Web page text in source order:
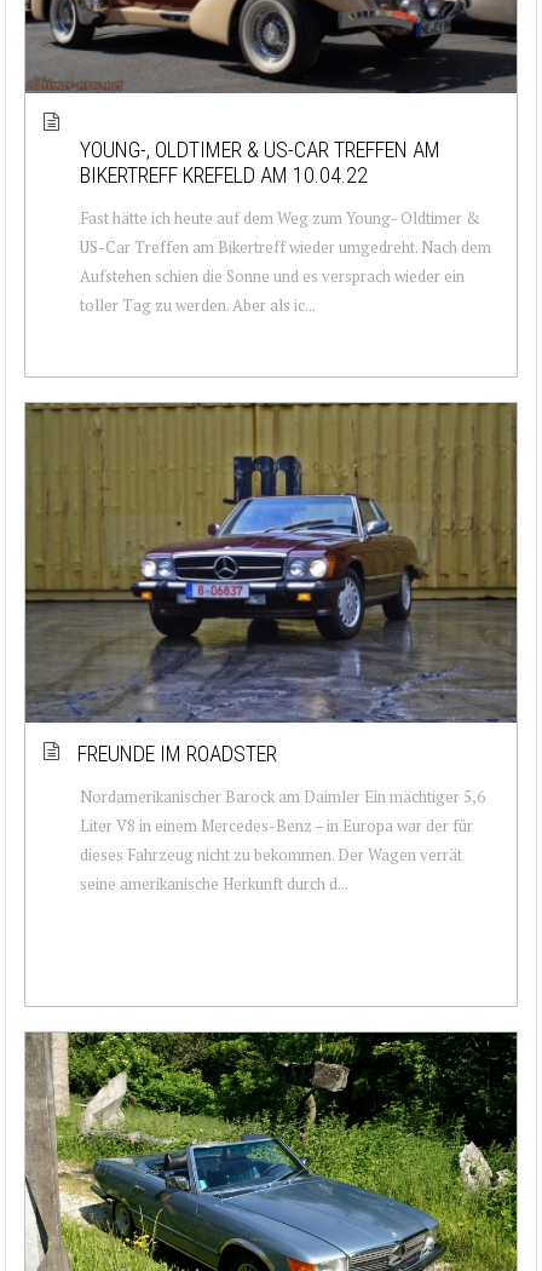
YOUNG-, OLDTIMER & US-CAR TREFFEN AM
BIKERTREFF KREFELD AM 10.04.22
Fast hätte ich heute auf dem Weg zum Young- Oldtimer &
US-Car Treffen am Bikertreff wieder umgedreht. Nach dem
Aufstehen schien die Sonne und es versprach wieder ein
toller Tag zu werden. Aber als ic...
FREUNDE IM ROADSTER
Nordamerikanischer Barock am Daimler Ein mächtiger 5,6
Liter V8 in einem Mercedes-Benz – in Europa war der für
dieses Fahrzeug nicht zu bekommen. Der Wagen verrät
seine amerikanische Herkunft durch d...